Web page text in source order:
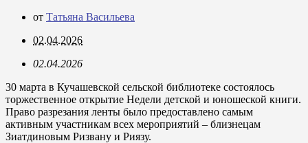
от Татьяна Васильева
02.04.2026
02.04.2026
30 марта в Кучашевской сельской библиотеке состоялось
торжественное открытие Недели детской и юношеской книги.
Право разрезания ленты было предоставлено самым
активным участникам всех мероприятий – близнецам
Зиатдиновым Ризвану и Риязу.